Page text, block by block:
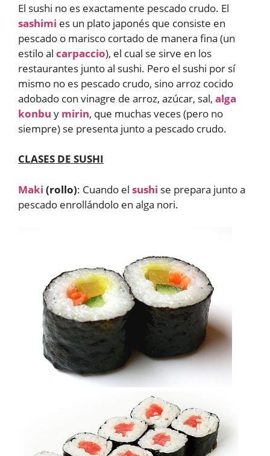
El sushi no es exactamente pescado crudo. El
sashimi es un plato japonés que consiste en
pescado o marisco cortado de manera fina (un
estilo al carpaccio), el cual se sirve en los
restaurantes junto al sushi. Pero el sushi por sí
mismo no es pescado crudo, sino arroz cocido
adobado con vinagre de arroz, azúcar, sal, alga
konbu y mirin, que muchas veces (pero no
siempre) se presenta junto a pescado crudo.
CLASES DE SUSHI
Maki (rollo): Cuando el sushi se prepara junto a
pescado enrollándolo en alga nori.